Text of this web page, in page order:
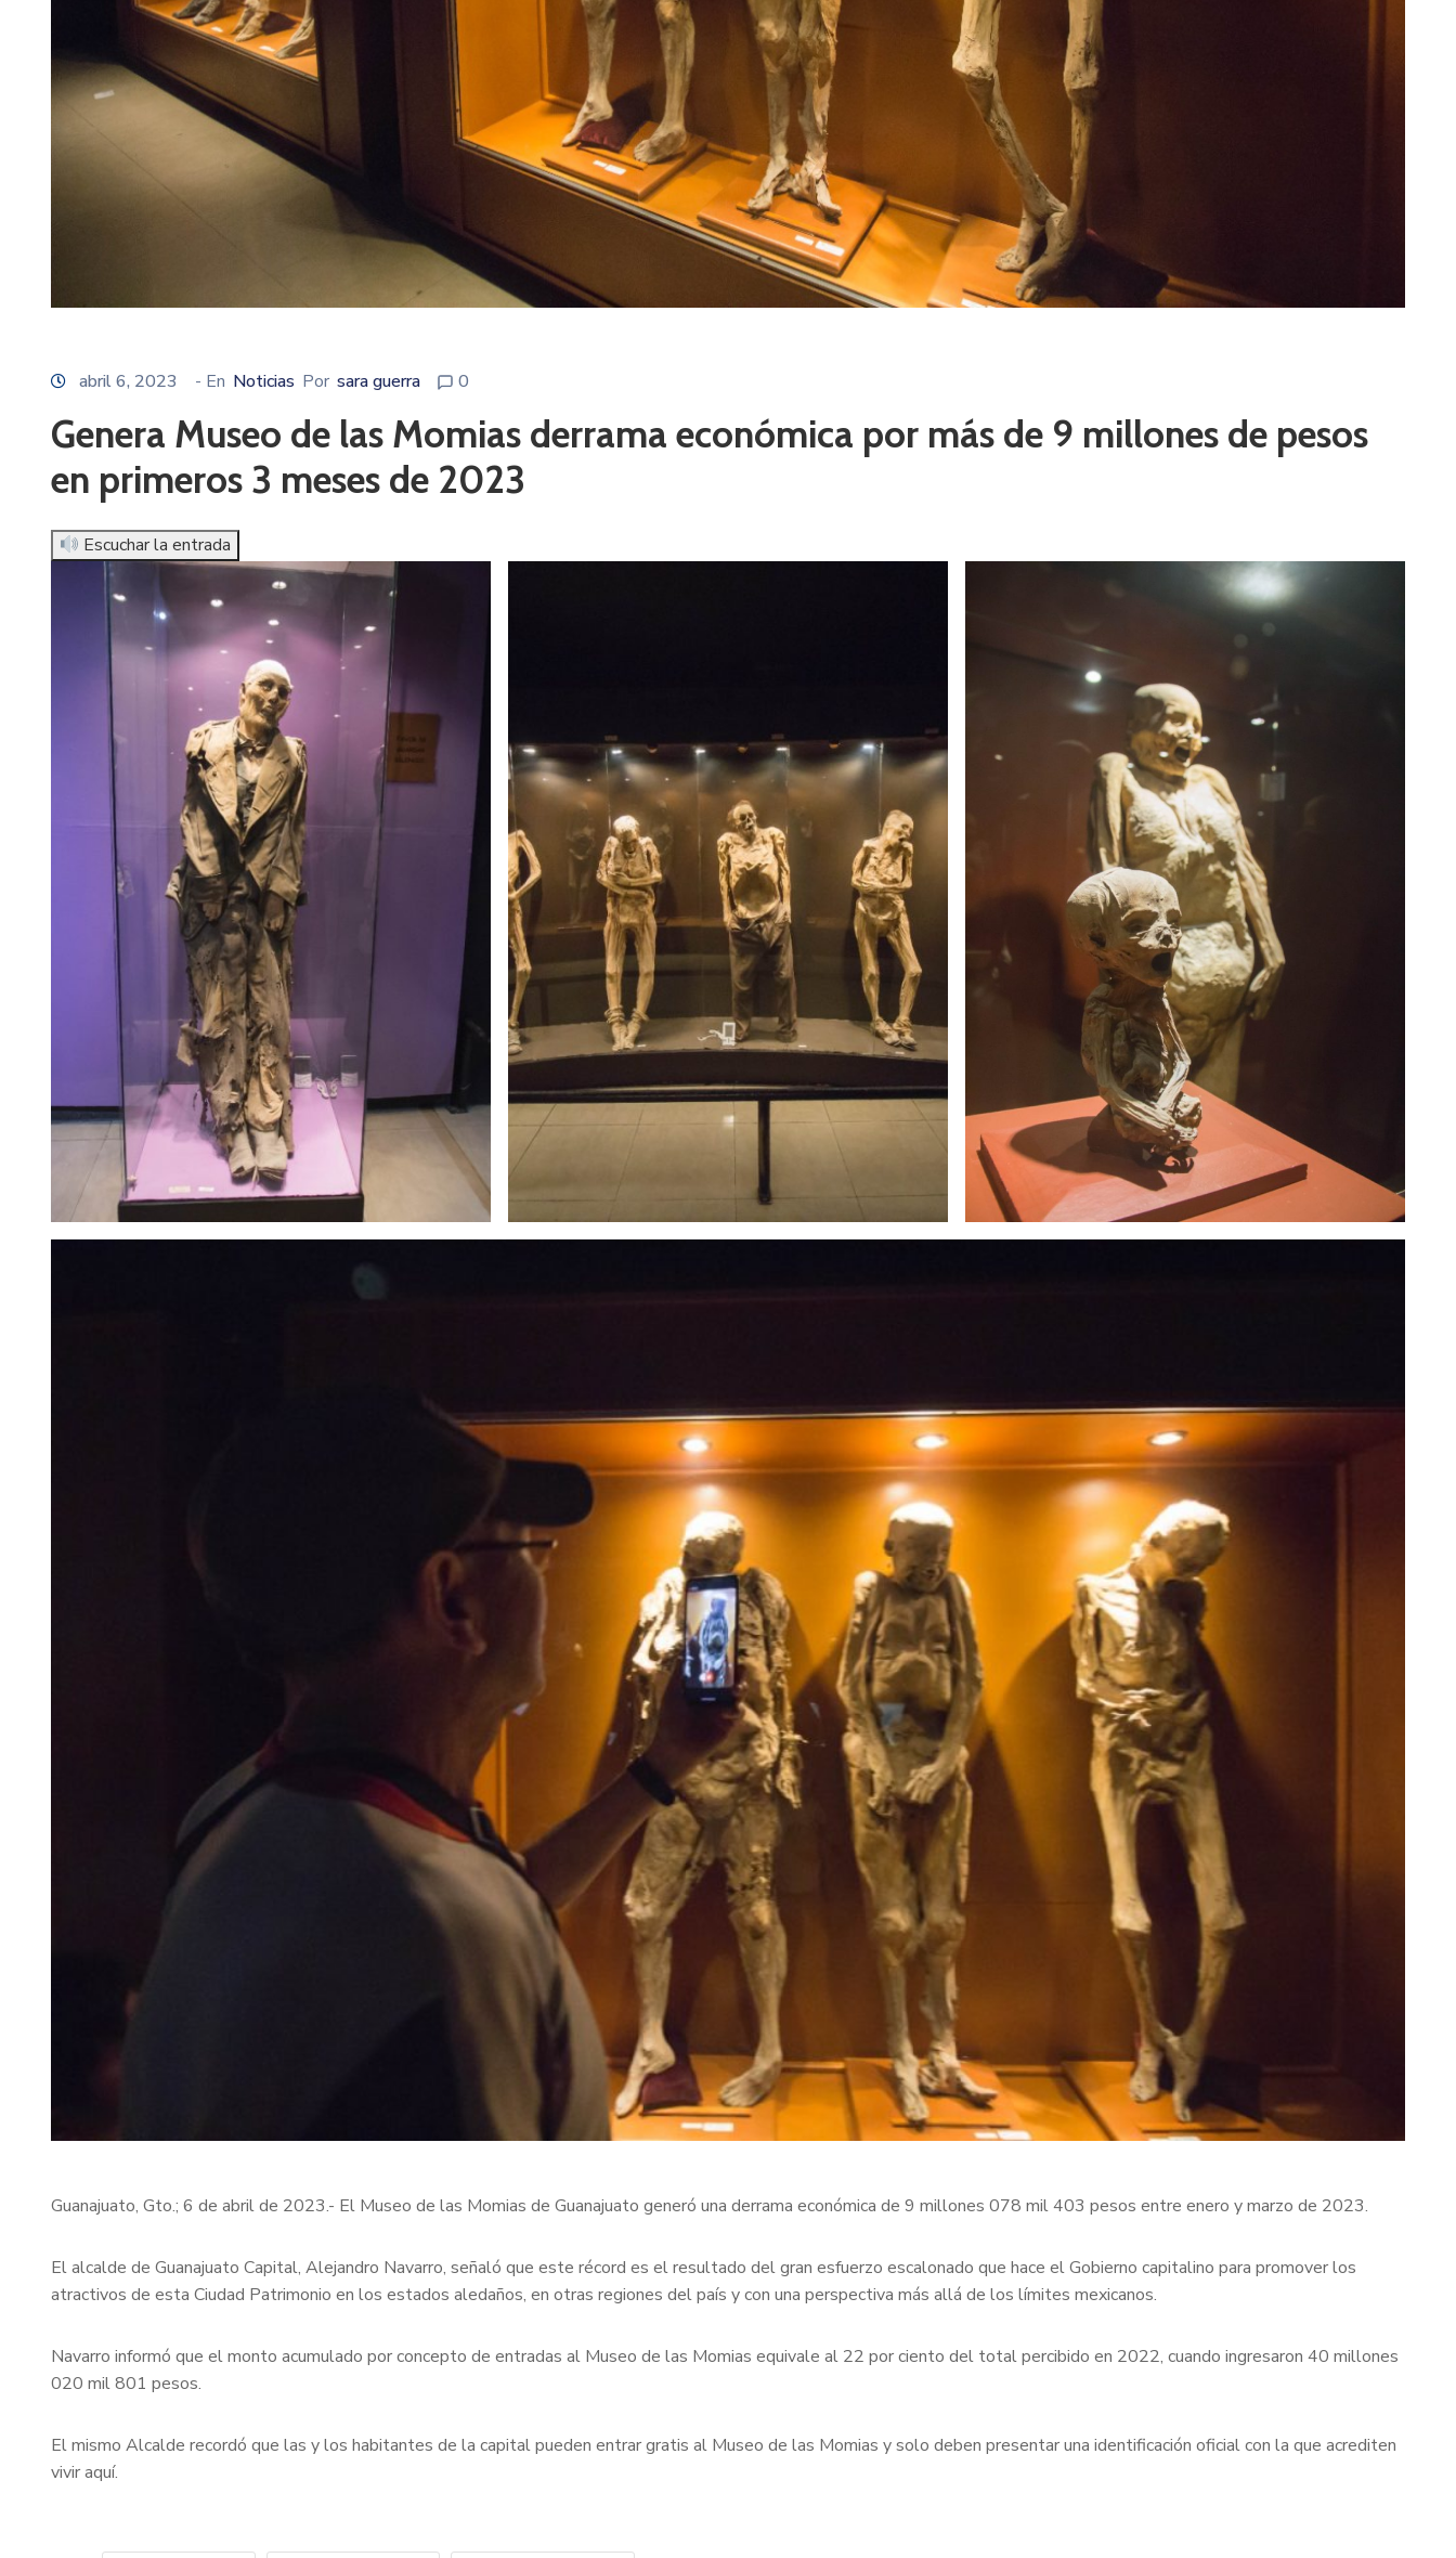
abril 6, 2023 - En Noticias Por sara guerra 0
Genera Museo de las Momias derrama económica por más de 9 millones de pesos
en primeros 3 meses de 2023
Escuchar la entrada
Guanajuato, Gto.; 6 de abril de 2023.- El Museo de las Momias de Guanajuato generó una derrama económica de 9 millones 078 mil 403 pesos entre enero y marzo de 2023.
El alcalde de Guanajuato Capital, Alejandro Navarro, señaló que este récord es el resultado del gran esfuerzo escalonado que hace el Gobierno capitalino para promover los
atractivos de esta Ciudad Patrimonio en los estados aledaños, en otras regiones del país y con una perspectiva más allá de los límites mexicanos.
Navarro informó que el monto acumulado por concepto de entradas al Museo de las Momias equivale al 22 por ciento del total percibido en 2022, cuando ingresaron 40 millones
020 mil 801 pesos.
El mismo Alcalde recordó que las y los habitantes de la capital pueden entrar gratis al Museo de las Momias y solo deben presentar una identificación oficial con la que acrediten
vivir aquí.